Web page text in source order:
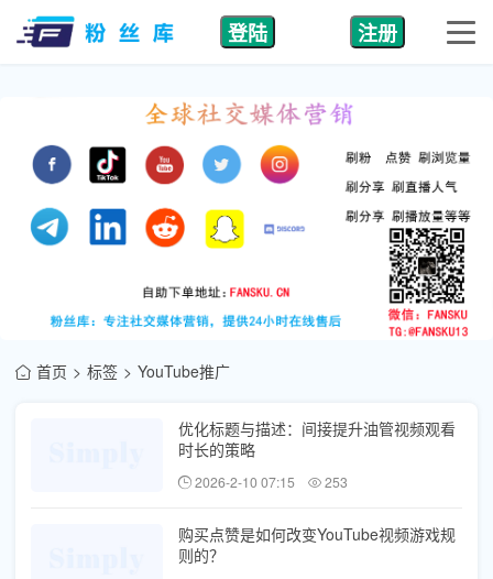
登陆 注册
首页 标签 YouTube推广
优化标题与描述：间接提升油管视频观看
时长的策略
2026-2-10 07:15 253
购买点赞是如何改变YouTube视频游戏规
则的？